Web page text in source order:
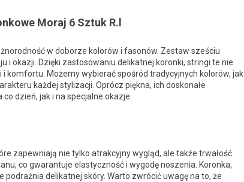
Moraj 6 Sztuk R.l
w doborze kolorów i fasonów. Zestaw sześciu
okazji. Dzięki zastosowaniu delikatnej koronki, stringi te nie
komfortu. Możemy wybierać spośród tradycyjnych kolorów, jak
każdej stylizacji. Oprócz piękna, ich doskonałe
dzień, jak i na specjalne okazje.
zapewniają nie tylko atrakcyjny wygląd, ale także trwałość.
co gwarantuje elastyczność i wygodę noszenia. Koronka,
delikatnej skóry. Warto zwrócić uwagę na to, że